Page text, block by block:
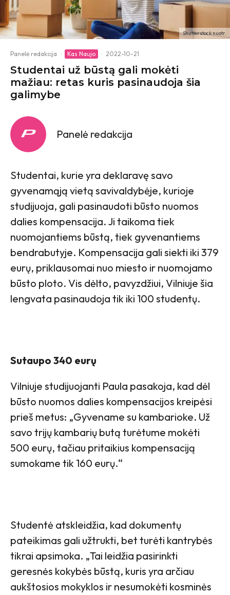
Shutterstock nuotr.
Panelė redakcija · Kas Naujo · 2022-10-21
Studentai už būstą gali mokėti
mažiau: retas kuris pasinaudoja šia
galimybe
Panelė redakcija
Studentai, kurie yra deklaravę savo
gyvenamąją vietą savivaldybėje, kurioje
studijuoja, gali pasinaudoti būsto nuomos
dalies kompensacija. Ji taikoma tiek
nuomojantiems būstą, tiek gyvenantiems
bendrabutyje. Kompensacija gali siekti iki 379
eurų, priklausomai nuo miesto ir nuomojamo
būsto ploto. Vis dėlto, pavyzdžiui, Vilniuje šia
lengvata pasinaudoja tik iki 100 studentų.
Sutaupo 340 eurų
Vilniuje studijuojanti Paula pasakoja, kad dėl
būsto nuomos dalies kompensacijos kreipėsi
prieš metus: „Gyvename su kambarioke. Už
savo trijų kambarių butą turėtume mokėti
500 eurų, tačiau pritaikius kompensaciją
sumokame tik 160 eurų.“
Studentė atskleidžia, kad dokumentų
pateikimas gali užtrukti, bet turėti kantrybės
tikrai apsimoka. „Tai leidžia pasirinkti
geresnės kokybės būstą, kuris yra arčiau
aukštosios mokyklos ir nesumokėti kosminės